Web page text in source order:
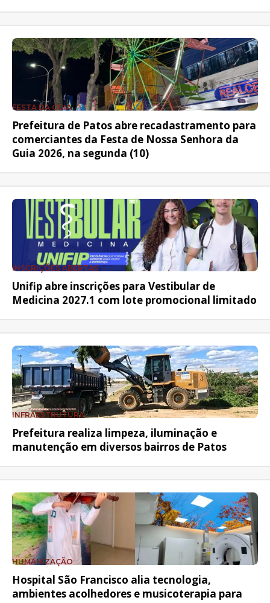
FESTA DA GUIA
Prefeitura de Patos abre recadastramento para
comerciantes da Festa de Nossa Senhora da
Guia 2026, na segunda (10)
INSCRIÇÕES ABERTAS
Unifip abre inscrições para Vestibular de
Medicina 2027.1 com lote promocional limitado
INFRAESTRUTURA
Prefeitura realiza limpeza, iluminação e
manutenção em diversos bairros de Patos
HUMANIZAÇÃO
Hospital São Francisco alia tecnologia,
ambientes acolhedores e musicoterapia para